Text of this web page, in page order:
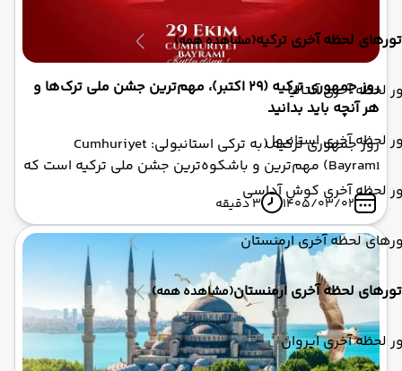
تورهای لحظه آخری ترکیه(مشاهده همه)
لحظه آخری آنتالیا
لحظه آخری استانبول
لحظه آخری کوش آداسی
لحظه آخری ارمنستان
تورهای لحظه آخری ارمنستان(مشاهده همه)
لحظه آخری ایروان
روز جمهوری ترکیه (29 اکتبر)، مهم‌ترین جشن ملی ترک‌ها و
هر آنچه باید بدانید
روز جمهوری ترکیه (به ترکی استانبولی: Cumhuriyet
Bayramı) مهم‌ترین و باشکوه‌ترین جشن ملی ترکیه است که
هر ساله در ۲۹ اکتبر برگزار می‌شود. این روز سالگرد تأسیس
رسمی جمهوری ترکیه و پایان حکومت سلطنتی عثمانی است.
در این روز در سال ۱۹۲۳، مجلس ملی ترکیه با تصویب قانون
اساسی، نظام حکومتی کشور را از سلطنت به جمهوری تغییر
داد و مصطفی کمال آتاتورک به عنوان نخستین رئیس‌جمهور
ترکیه انتخاب شد. این جشن ملی، نماد حاکمیت ملت و
استقلال کشور است و با شور و شوق فراوان در سراسر ترکیه
و حتی در سایر کشورهای ترک زبان برگزار می‌شود .
1405/03/02 3 دقیقه